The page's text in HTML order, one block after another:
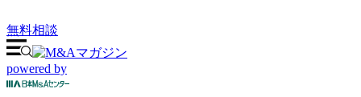
無料相談
powered by